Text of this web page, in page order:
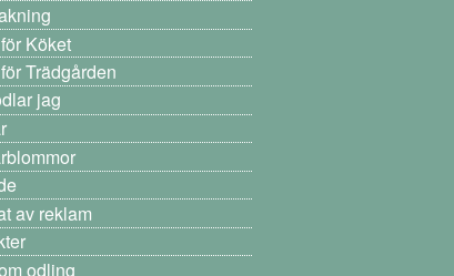
Köket
Trädgården
jag
av reklam
odling